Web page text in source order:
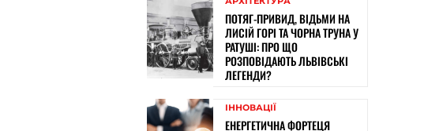
ПОТЯГ-ПРИВИД, ВІДЬМИ НА
ЛИСІЙ ГОРІ ТА ЧОРНА ТРУНА У
РАТУШІ: ПРО ЩО
РОЗПОВІДАЮТЬ ЛЬВІВСЬКІ
ЛЕГЕНДИ?
ІННОВАЦІЇ
ЕНЕРГЕТИЧНА ФОРТЕЦЯ